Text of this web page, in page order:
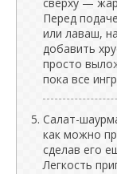
Перед
или лаваш,
добавить
просто
пока все
Салат-
как можно
сделав его
Легкость